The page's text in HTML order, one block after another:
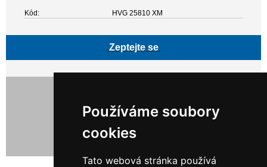
Používáme soubory
cookies
Tato webová stránka používá
Kód: HVG 25810 XM
Zeptejte se
39 016,45 Kč s DPH